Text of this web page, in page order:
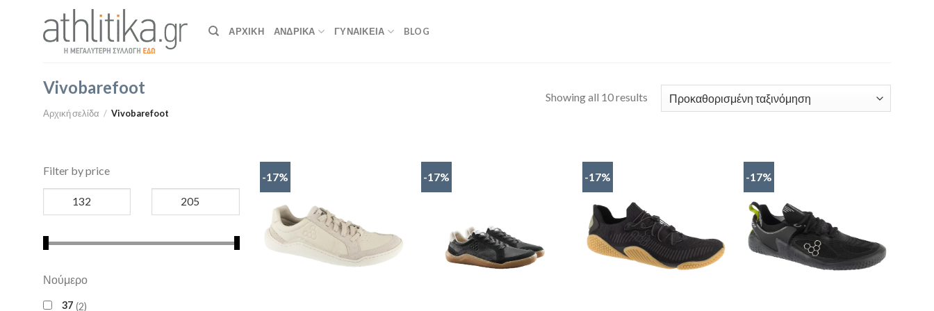
ΑΡΧΙΚΉ ΑΝΔΡΙΚΑ ΓΥΝΑΙΚΕΙΑ BLOG
Vivobarefoot
Αρχική σελίδα / Vivobarefoot
Showing all 10 results
Filter by price
Νούμερο
37 2
-17% -17% -17% -17%